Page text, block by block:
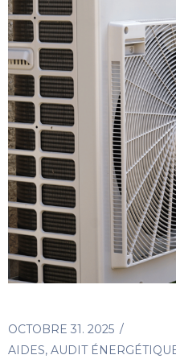
OCTOBRE 31. 2025
AIDES, AUDIT